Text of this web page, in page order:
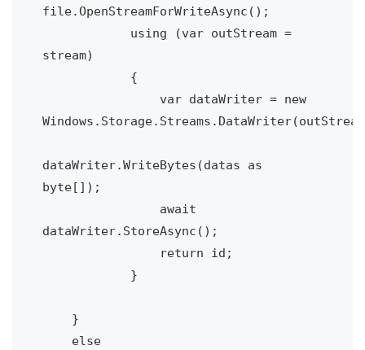
file.OpenStreamForWriteAsync();
stream)
dataWriter.WriteBytes(datas as
byte[]);
dataWriter.StoreAsync();